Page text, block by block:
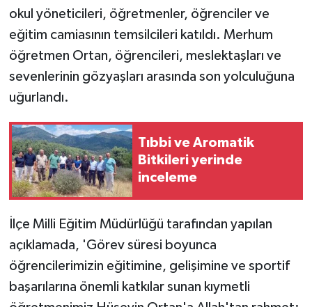
okul yöneticileri, öğretmenler, öğrenciler ve
eğitim camiasının temsilcileri katıldı. Merhum
öğretmen Ortan, öğrencileri, meslektaşları ve
sevenlerinin gözyaşları arasında son yolculuğuna
uğurlandı.
Tıbbi ve Aromatik
Bitkileri yerinde
inceleme
İlçe Milli Eğitim Müdürlüğü tarafından yapılan
açıklamada, 'Görev süresi boyunca
öğrencilerimizin eğitimine, gelişimine ve sportif
başarılarına önemli katkılar sunan kıymetli
KÜLTÜR SANAT
MAGAZİN
Otomobil
POLİTİKA
Sağlık
SPOR HABERLERİ